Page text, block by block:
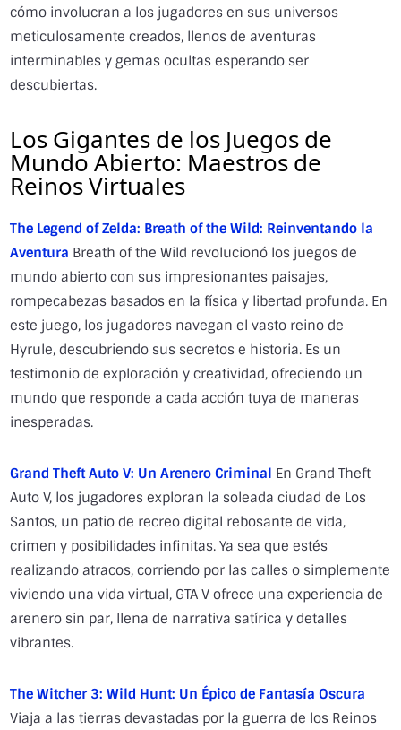
cómo involucran a los jugadores en sus universos
meticulosamente creados, llenos de aventuras
interminables y gemas ocultas esperando ser
descubiertas.
Los Gigantes de los Juegos de
Mundo Abierto: Maestros de
Reinos Virtuales
The Legend of Zelda: Breath of the Wild: Reinventando la
Aventura Breath of the Wild revolucionó los juegos de
mundo abierto con sus impresionantes paisajes,
rompecabezas basados en la física y libertad profunda. En
este juego, los jugadores navegan el vasto reino de
Hyrule, descubriendo sus secretos e historia. Es un
testimonio de exploración y creatividad, ofreciendo un
mundo que responde a cada acción tuya de maneras
inesperadas.
Grand Theft Auto V: Un Arenero Criminal En Grand Theft
Auto V, los jugadores exploran la soleada ciudad de Los
Santos, un patio de recreo digital rebosante de vida,
crimen y posibilidades infinitas. Ya sea que estés
realizando atracos, corriendo por las calles o simplemente
viviendo una vida virtual, GTA V ofrece una experiencia de
arenero sin par, llena de narrativa satírica y detalles
vibrantes.
The Witcher 3: Wild Hunt: Un Épico de Fantasía Oscura
Viaja a las tierras devastadas por la guerra de los Reinos